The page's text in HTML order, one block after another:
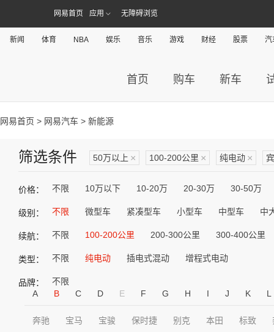
网易首页 应用 无障碍浏览
新闻 体育 NBA 娱乐 音乐 游戏 财经 股票 汽
首页 购车 新车
网易首页 > 网易汽车 > 新能源
筛选条件 50万以上 × 100-200公里 × 纯电动 ×
价格： 不限 10万以下 10-20万 20-30万 30-50万
级别： 不限 微型车 紧凑型车 小型车 中型车 中
续航： 不限 100-200公里 200-300公里 300-400公里
类型： 不限 纯电动 插电式混动 增程式电动
品牌：
不限
A
B C D E F G H I J K L
奔驰 宝马 宝骏 保时捷 别克 本田 标致